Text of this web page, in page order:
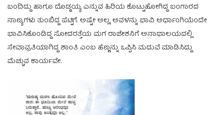
ಬಂದಿದ್ದು ಹಾಗೂ ದೊಡ್ಡಯ್ಯ ಎನ್ನುವ ಹಿರಿಯ ಕೊಟ್ಟುಹೋಗಿದ್ದ ಬಂಗಾರದ
ನಾಣ್ಯಗಳು ತುಂಬಿದ್ದ ಪೆಟ್ಟಿಗೆ. ಅಷ್ಟೇ ಅಲ್ಲ, ಅವಳನ್ನು ಭಾವಿ ಅರ್ಧಾಂಗಿಯೆಂದೇ
ಭಾವಿಸಿಕೊಂಡಿದ್ದ ಸೋದರತ್ತೆಯ ಮಗ ರಾಜೇಶನಿಗೆ ಅನಾಥಾಲಯದಲ್ಲಿ
ಸೇವಾವ್ರತಿಯಾಗಿದ್ದ ಶಾಂತಿ ಎಂಬ ಹೆಣ್ಣನ್ನು ಒಪ್ಪಿಸಿ ಮದುವೆ ಮಾಡಿಸಿದ್ದು
ಮೆಚ್ಚುವ ಕಾರ್ಯವೇ.